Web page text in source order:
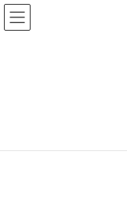
コ
ン
テ
ナ
ビ
ゲ